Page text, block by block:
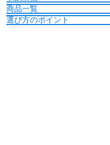
商品一覧
選び方のポイント